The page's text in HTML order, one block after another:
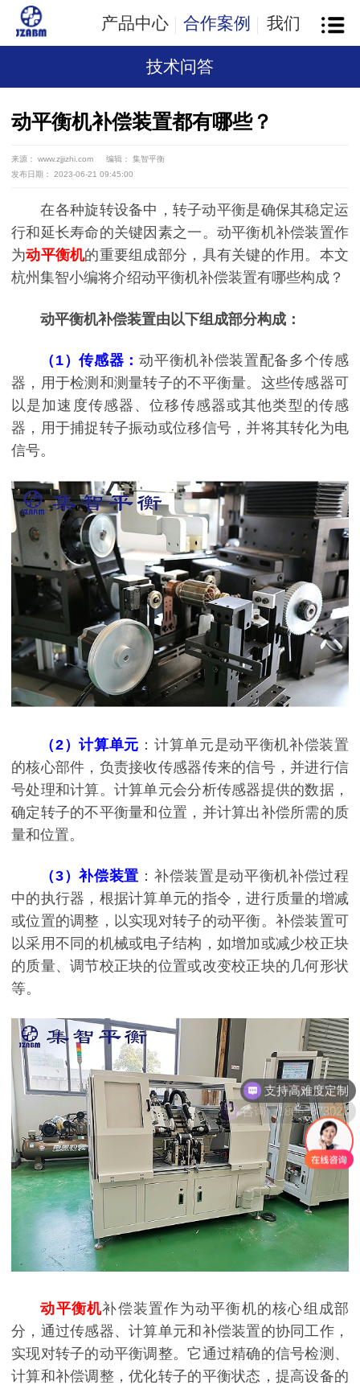
产品中心 合作案例 我们
技术问答
动平衡机补偿装置都有哪些？
来源： www.zjjizhi.com
编辑： 集智平衡
发布日期： 2023-06-21 09:45:00
在各种旋转设备中，转子动平衡是确保其稳定运
行和延长寿命的关键因素之一。动平衡机补偿装置作
为动平衡机的重要组成部分，具有关键的作用。本文
杭州集智小编将介绍动平衡机补偿装置有哪些构成？
动平衡机补偿装置由以下组成部分构成：
（1）传感器：动平衡机补偿装置配备多个传感
器，用于检测和测量转子的不平衡量。这些传感器可
以是加速度传感器、位移传感器或其他类型的传感
器，用于捕捉转子振动或位移信号，并将其转化为电
信号。
（2）计算单元 ：计算单元是动平衡机补偿装置
的核心部件，负责接收传感器传来的信号，并进行信
号处理和计算。计算单元会分析传感器提供的数据，
确定转子的不平衡量和位置，并计算出补偿所需的质
量和位置。
（3）补偿装置 ：补偿装置是动平衡机补偿过程
中的执行器，根据计算单元的指令，进行质量的增减
或位置的调整，以实现对转子的动平衡。补偿装置可
以采用不同的机械或电子结构，如增加或减少校正块
的质量、调节校正块的位置或改变校正块的几何形状
等。
动平衡机补偿装置作为动平衡机的核心组成部
分，通过传感器、计算单元和补偿装置的协同工作，
实现对转子的动平衡调整。它通过精确的信号检测、
计算和补偿调整，优化转子的平衡状态，提高设备的
支持高难度定制
咨询：18069873023